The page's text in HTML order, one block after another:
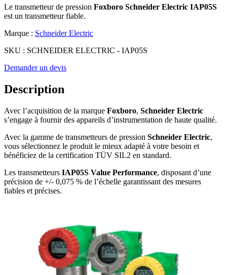
Le transmetteur de pression Foxboro Schneider Electric IAP05S
est un transmetteur fiable.
Marque : Schneider Electric
SKU : SCHNEIDER ELECTRIC - IAP05S
Demander un devis
Description
Avec l’acquisition de la marque Foxboro, Schneider Electric
s’engage à fournir des appareils d’instrumentation de haute qualité.
Avec la gamme de transmetteurs de pression Schneider Electric,
vous sélectionnez le produit le mieux adapté à votre besoin et
bénéficiez de la certification TÜV SIL2 en standard.
Les transmetteurs IAP05S Value Performance, disposant d’une
précision de +/- 0,075 % de l’échelle garantissant des mesures
fiables et précises.